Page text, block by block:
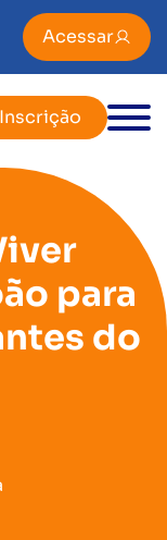
Acessar
para
do